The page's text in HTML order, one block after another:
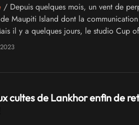
/ Depuis quelques mois, un vent de
de Maupiti Island dont la
il y a quelques jours, le studio Cup
énième souffle à son jeu
cultes de Lankhor enfin de